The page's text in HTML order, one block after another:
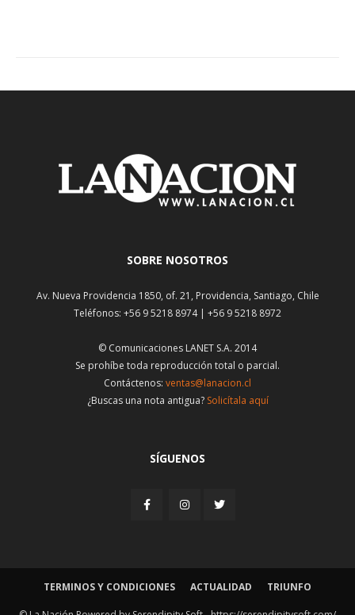
SOBRE NOSOTROS
Av. Nueva Providencia 1850, of. 21, Providencia, Santiago, Chile
Teléfonos: +56 9 5218 8974 | +56 9 5218 8972
© Comunicaciones LANET S.A. 2014
Se prohíbe toda reproducción total o parcial.
Contáctenos: ventas@lanacion.cl
¿Buscas una nota antigua? Solicítala aquí
SÍGUENOS
TERMINOS Y CONDICIONES ACTUALIDAD TRIUNFO